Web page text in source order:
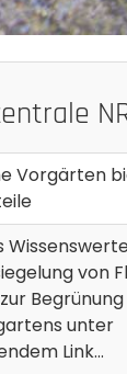
Vorgärten
von
unter
Link...